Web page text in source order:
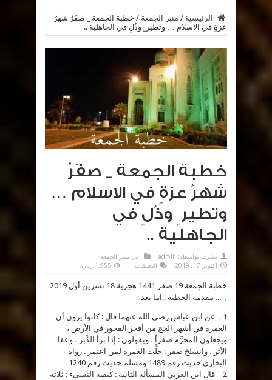
الرئيسية / منبر الجمعة / خطبة الجمعة _ صفَرُ شهرُ
عزةٍ في الاسلام … وتطير ٍ وذُلٍ في الجاهلية ..
خطبة الجمعة _ صفَرُ
شهرُ عزةٍ في الاسلام …
وتطير ٍ وذُلٍ في
الجاهلية ..
نشرت بواسطة: admin في منبر الجمعة
أكتوبر 17, 2019
التعليقات
_
صفَرُ
الاسلام
وتطير
وذُلٍ
في
الجاهلية
..
مغلقة
1,955 زيارة
خطبة الجمعة 19 صفر 1441 هجرية 18 تشرين أول 2019
….. مقدمة الخطبة ..اما بعد :
1 . عن ابن عباس رضي الله عنهما قال : كانوا يرون أن
العمرة في أشهر الحج من أفجر الفجور في الأرض ،
ويجعلون المحرَّم صفراً ، ويقولون : إذا برأ الدَّبر ، وعفا
الأثر ، وانسلخ صفر : حلَّت العمرة لمن اعتمر . رواه
البخاري حديث رقم 1489 ومسلم حديث رقم 1240
2 – قال ابن العربي المسألة الثانية : كيفية النسيء : ثلاثة